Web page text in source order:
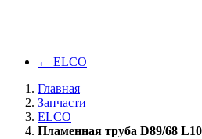
← ELCO
Главная
Запчасти
ELCO
Пламенная труба D89/68